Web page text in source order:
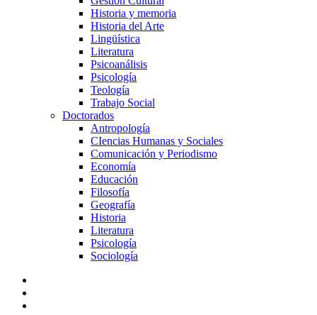
Historia y memoria
Historia del Arte
Lingüística
Literatura
Psicoanálisis
Psicología
Teología
Trabajo Social
Doctorados
Antropología
CIencias Humanas y Sociales
Comunicación y Periodismo
Economía
Educación
Filosofía
Geografía
Historia
Literatura
Psicología
Sociología